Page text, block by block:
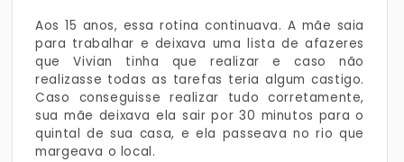
Aos 15 anos, essa rotina continuava. A mãe saia
para trabalhar e deixava uma lista de afazeres
que Vivian tinha que realizar e caso não
realizasse todas as tarefas teria algum castigo.
Caso conseguisse realizar tudo corretamente,
sua mãe deixava ela sair por 30 minutos para o
quintal de sua casa, e ela passeava no rio que
margeava o local.